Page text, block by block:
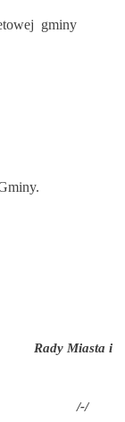
gminy
i